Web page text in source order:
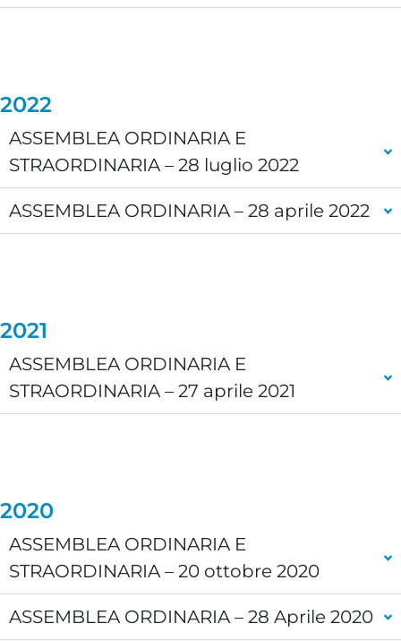
2022
ASSEMBLEA ORDINARIA E
STRAORDINARIA – 28 luglio 2022
ASSEMBLEA ORDINARIA – 28 aprile 2022
2021
ASSEMBLEA ORDINARIA E
STRAORDINARIA – 27 aprile 2021
2020
ASSEMBLEA ORDINARIA E
STRAORDINARIA – 20 ottobre 2020
ASSEMBLEA ORDINARIA – 28 Aprile 2020